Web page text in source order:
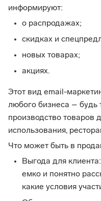
информируют:
о распродажах;
скидках и
новых товарах;
акциях.
Этот вид email-
любого бизнеса – будь
производство товаров
использования,
Что может быть в
Выгода для
емко и понятно
какие условия